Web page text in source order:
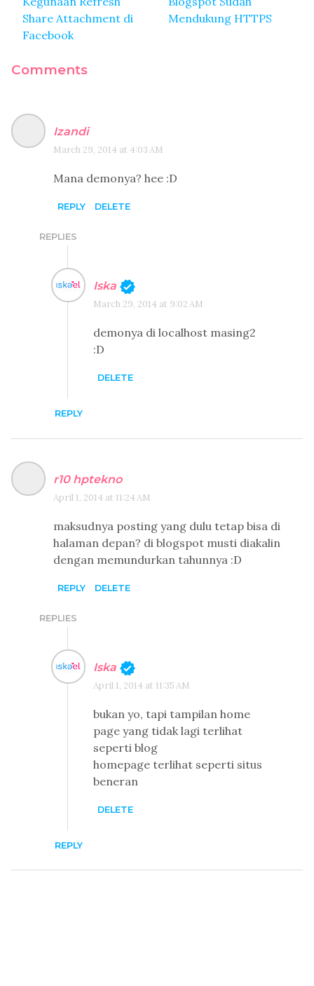
Share Attachment di
Facebook
Mendukung HTTPS
Comments
Izandi
March 29, 2014 at 4:03 AM
Mana demonya? hee :D
REPLY DELETE
REPLIES
Iska
March 29, 2014 at 9:02 AM
demonya di localhost masing2
:D
DELETE
REPLY
r10 hptekno
April 1, 2014 at 11:24 AM
maksudnya posting yang dulu tetap bisa di
halaman depan? di blogspot musti diakalin
dengan memundurkan tahunnya :D
REPLY DELETE
REPLIES
Iska
April 1, 2014 at 11:35 AM
bukan yo, tapi tampilan home
page yang tidak lagi terlihat
seperti blog
homepage terlihat seperti situs
beneran
DELETE
REPLY